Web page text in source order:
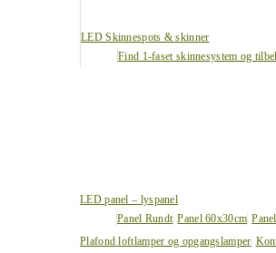
LED Skinnespots & skinner
Find 1-faset skinnesystem og
LED panel – lyspanel
Panel Rundt Panel 60x30cm
Plafond loftlamper og opgangslamper